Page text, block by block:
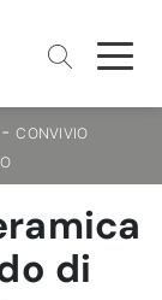
-CONVIVIO
di